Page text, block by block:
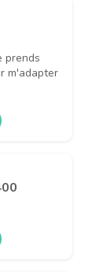
prends
m'adapter